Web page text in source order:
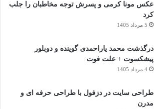
عکس مونا کرمی و پسرش توجه مخاطبان را جلب
کرد
5 مرداد 1405
درگذشت محمد یاراحمدی گوینده و دوبلور
پیشکسوت + علت فوت
4 مرداد 1405
طراحی سایت در دزفول با طراحی حرفه‌ ای و
مدرن